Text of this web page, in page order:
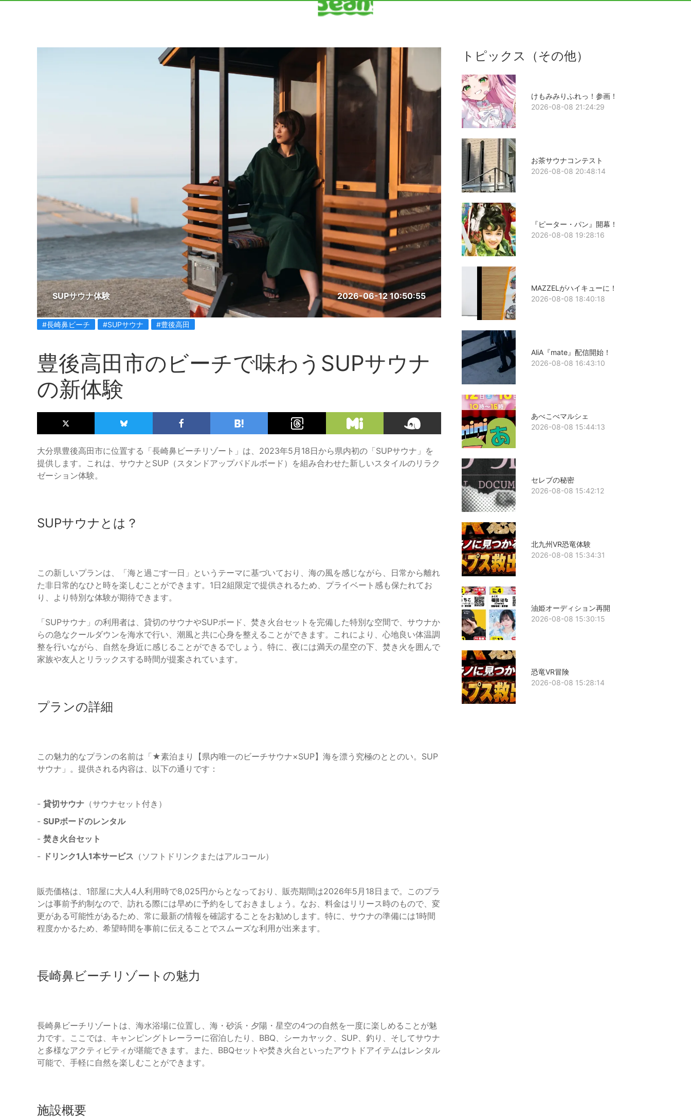
SUPサウナ体験 2026-06-12 10:50:55
#長崎鼻ビーチ #SUPサウナ #豊後高田
豊後高田市のビーチで味わうSUPサウナ
の新体験
大分県豊後高田市に位置する「長崎鼻ビーチリゾート」は、2023年5月18日から県内初の「SUPサウナ」を
提供します。これは、サウナとSUP（スタンドアップパドルボード）を組み合わせた新しいスタイルのリラク
ゼーション体験。
SUPサウナとは？
この新しいプランは、「海と過ごす一日」というテーマに基づいており、海の風を感じながら、日常から離れ
た非日常的なひと時を楽しむことができます。1日2組限定で提供されるため、プライベート感も保たれてお
り、より特別な体験が期待できます。
「SUPサウナ」の利用者は、貸切のサウナやSUPボード、焚き火台セットを完備した特別な空間で、サウナか
らの急なクールダウンを海水で行い、潮風と共に心身を整えることができます。これにより、心地良い体温調
整を行いながら、自然を身近に感じることができるでしょう。特に、夜には満天の星空の下、焚き火を囲んで
家族や友人とリラックスする時間が提案されています。
プランの詳細
この魅力的なプランの名前は「★素泊まり【県内唯一のビーチサウナ×SUP】海を漂う究極のととのい。SUP
サウナ」。提供される内容は、以下の通りです：
- 貸切サウナ （サウナセット付き）
- SUPボードのレンタル
- 焚き火台セット
- ドリンク1人1本サービス （ソフトドリンクまたはアルコール）
販売価格は、1部屋に大人4人利用時で8,025円からとなっており、販売期間は2026年5月18日まで。このプラ
ンは事前予約制なので、訪れる際には早めに予約をしておきましょう。なお、料金はリリース時のもので、変
更がある可能性があるため、常に最新の情報を確認することをお勧めします。特に、サウナの準備には1時間
程度かかるため、希望時間を事前に伝えることでスムーズな利用が出来ます。
長崎鼻ビーチリゾートの魅力
長崎鼻ビーチリゾートは、海水浴場に位置し、海・砂浜・夕陽・星空の4つの自然を一度に楽しめることが魅
力です。ここでは、キャンピングトレーラーに宿泊したり、BBQ、シーカヤック、SUP、釣り、そしてサウナ
と多様なアクティビティが堪能できます。また、BBQセットや焚き火台といったアウトドアイテムはレンタル
可能で、手軽に自然を楽しむことができます。
施設概要
トピックス（その他）
けもみみりふれっ！参画！
2026-08-08 21:24:29
お茶サウナコンテスト
2026-08-08 20:48:14
『ピーター・パン』開幕！
2026-08-08 19:28:16
MAZZELがハイキューに！
2026-08-08 18:40:18
AliA『mate』配信開始！
2026-08-08 16:43:10
あべこべマルシェ
2026-08-08 15:44:13
セレブの秘密
2026-08-08 15:42:12
北九州VR恐竜体験
2026-08-08 15:34:31
油姫オーディション再開
2026-08-08 15:30:15
恐竜VR冒険
2026-08-08 15:28:14